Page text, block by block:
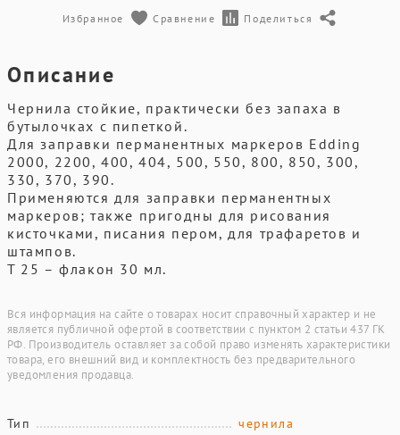
Избранное Сравнение Поделиться
Описание
Чернила стойкие, практически без запаха в
бутылочках с пипеткой.
Для заправки перманентных маркеров Edding
2000, 2200, 400, 404, 500, 550, 800, 850, 300,
330, 370, 390.
Применяются для заправки перманентных
маркеров; также пригодны для рисования
кисточками, писания пером, для трафаретов и
штампов.
Т 25 – флакон 30 мл.
Вся информация на сайте о товарах носит справочный характер и не
является публичной офертой в соответствии с пунктом 2 статьи 437 ГК
РФ. Производитель оставляет за собой право изменять характеристики
товара, его внешний вид и комплектность без предварительного
уведомления продавца.
Тип
чернила